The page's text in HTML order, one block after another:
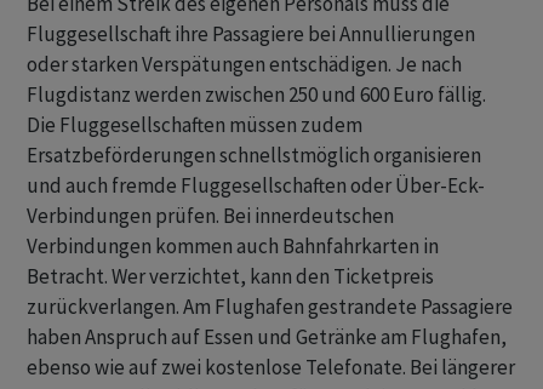
Fluggesellschaft ihre Passagiere bei Annullierungen
oder starken Verspätungen entschädigen. Je nach
Flugdistanz werden zwischen 250 und 600 Euro fällig.
Die Fluggesellschaften müssen zudem
Ersatzbeförderungen schnellstmöglich organisieren
und auch fremde Fluggesellschaften oder Über-Eck-
Verbindungen prüfen. Bei innerdeutschen
Verbindungen kommen auch Bahnfahrkarten in
Betracht. Wer verzichtet, kann den Ticketpreis
zurückverlangen. Am Flughafen gestrandete Passagiere
haben Anspruch auf Essen und Getränke am Flughafen,
ebenso wie auf zwei kostenlose Telefonate. Bei längerer